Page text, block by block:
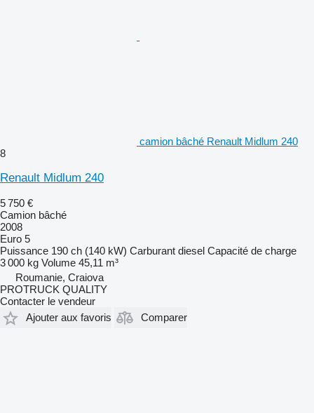
camion bâché Renault Midlum 240
8
Renault Midlum 240
5 750 €
Camion bâché
2008
Euro 5
Puissance 190 ch (140 kW) Carburant diesel Capacité de charge
3 000 kg Volume 45,11 m³
Roumanie, Craiova
PROTRUCK QUALITY
Contacter le vendeur
Ajouter aux favoris
Comparer